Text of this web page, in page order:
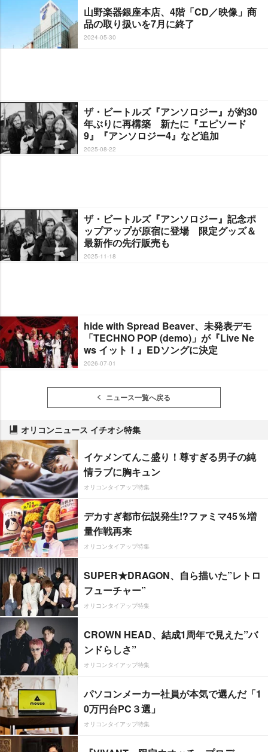
山野楽器銀座本店、4階「CD／映像」商
品の取り扱いを7月に終了
2024-05-30
ザ・ビートルズ『アンソロジー』が約30
年ぶりに再構築 新たに『エピソード
9』『アンソロジー4』など追加
2025-08-22
ザ・ビートルズ『アンソロジー』記念ポ
ップアップが原宿に登場 限定グッズ＆
最新作の先行販売も
2025-11-18
hide with Spread Beaver、未発表デモ
「TECHNO POP (demo)」が『Live Ne
ws イット！』EDソングに決定
2026-07-01
ニュース一覧へ戻る
オリコンニュース イチオシ特集
イケメンてんこ盛り！尊すぎる男子の純
情ラブに胸キュン
オリコンタイアップ特集
デカすぎ都市伝説発生!?ファミマ45％増
量作戦再来
オリコンタイアップ特集
SUPER★DRAGON、自ら描いた”レトロ
フューチャー”
オリコンタイアップ特集
CROWN HEAD、結成1周年で見えた”バ
ンドらしさ”
オリコンタイアップ特集
パソコンメーカー社員が本気で選んだ「1
0万円台PC３選」
オリコンタイアップ特集